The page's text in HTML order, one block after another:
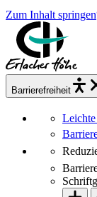
Zum Inhalt springen
Barrierefrei heit